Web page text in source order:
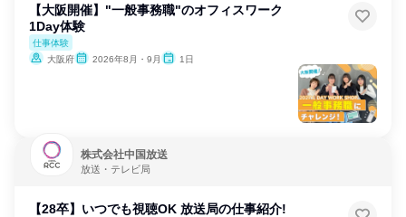
【大阪開催】"一般事務職"のオフィスワーク
1Day体験
仕事体験
大阪府
2026年8月・9月 1日
株式会社中国放送
放送・テレビ局
【28卒】いつでも視聴OK 放送局の仕事紹介!